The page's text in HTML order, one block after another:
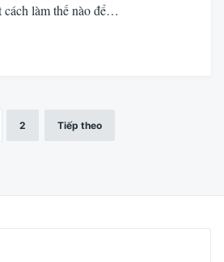
làm thế nào để…
2 Tiếp theo